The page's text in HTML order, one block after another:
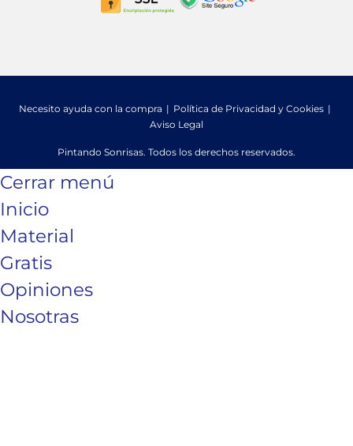
Necesito ayuda con la compra
Política de Privacidad y Cookies
Aviso Legal
Pintando Sonrisas. Todos los derechos reservados.
Cerrar menú
Inicio
Material
Gratis
Opiniones
Nosotras